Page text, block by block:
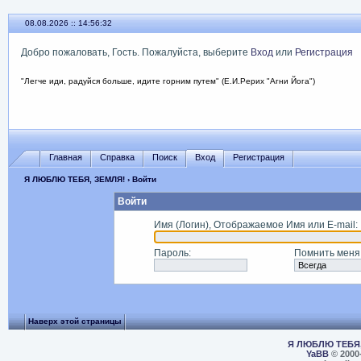
08.08.2026 :: 14:56:32
Добро пожаловать, Гость. Пожалуйста, выберите Входили Регистрация
"Легче иди, радуйся больше, идите горним путем" (Е.И.Рерих "Агни Йога")
Главная Справка Поиск Вход Регистрация
Я ЛЮБЛЮ ТЕБЯ, ЗЕМЛЯ!› Войти
Войти
Имя (Логин), Отображаемое Имя или E-mail :
Пароль: Помнить меня
Наверх этой страницы
Я ЛЮБЛЮ
YaBB©